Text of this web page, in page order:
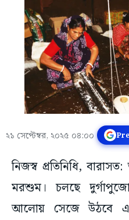
২১ সেপ্টেম্বর, ২০২৫ ০৪:০০
নিজস্ব প্রতিনিধি,
মরশুম। চলছে
আলোয় সেজে উঠবে